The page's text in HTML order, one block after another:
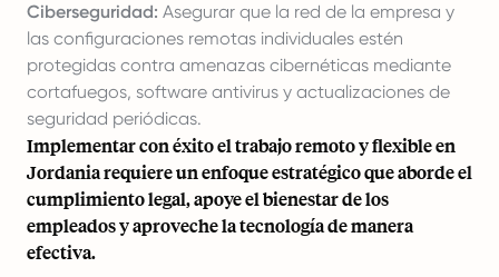
Ciberseguridad: Asegurar que la red de la empresa y
las configuraciones remotas individuales estén
protegidas contra amenazas cibernéticas mediante
cortafuegos, software antivirus y actualizaciones de
seguridad periódicas.
Implementar con éxito el trabajo remoto y flexible en
Jordania requiere un enfoque estratégico que aborde el
cumplimiento legal, apoye el bienestar de los
empleados y aproveche la tecnología de manera
efectiva.